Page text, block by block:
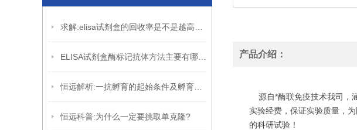
恒远科普:为什么一定要挑取单克隆?
产品介绍：
源自*酶联免疫技术我司，
实验经费，保证实验质量，
的科研试验！